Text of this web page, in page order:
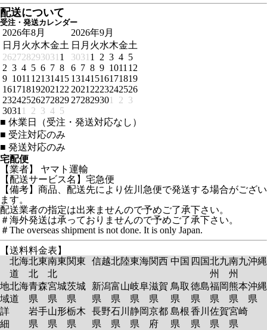
配送について
受注・発送カレンダー
2026年8月
日 月 火水木金土
2627282930311
2 3 4 5 6 7 8
9 101112131415
16171819202122
23242526272829
30311 2 3 4 5
2026年9月
日 月 火水木金土
30311 2 3 4 5
6 7 8 9 101112
13141516171819
20212223242526
272829301 2 3
■ 休業日（受注・発送対応なし）
■ 受注対応のみ
■ 発送対応のみ
宅配便
【業者】 ヤマト運輸
【配送サービス名】宅急便
【備考】商品、配送先により佐川急便で発送する場合がござい
ます。
配送業者の指定は出来ませんので予めご了承下さい。
＃海外発送は承っておりませんので予めご了承下さい。
＃The overseas shipment is not done. It is only Japan.
【送料料金表】
北海
道
北東
北
南東
北
関東 信越北陸東海関西 中国 四国北九
州
南九
州
沖縄
地
域
詳
細
北海
道
青森
県
岩手
県
宮城
県
山形
県
茨城
県
栃木
県
新潟
県
長野
県
富山
県
石川
県
岐阜
県
静岡
県
滋賀
県
京都
府
鳥取
県
島根
県
徳島
県
香川
県
福岡
県
佐賀
県
熊本
県
宮崎
県
沖縄
県